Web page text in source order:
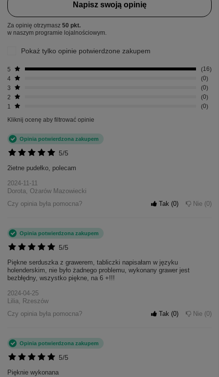
Napisz swoją opinię
Za opinię otrzymasz 50 pkt.
w naszym programie lojalnościowym.
Pokaż tylko opinie potwierdzone zakupem
5
16
4
0
3
0
2
0
1
0
Kliknij ocenę aby filtrować opinie
5/5
Opinia potwierdzona zakupem
2ietne pudełko, polecam
2024-11-11
Dorota, Ożarów Mazowiecki
Czy opinia była pomocna?
Tak 0 Nie 0
5/5
Opinia potwierdzona zakupem
Piękne serduszka z grawerem, tabliczki napisałam w języku
holenderskim, nie było żadnego problemu, wykonany grawer jest
bezbłędny, wszystko piękne, na 6 +!!!
2024-04-25
Lilia, Rzeszów
Czy opinia była pomocna?
Tak 0 Nie 0
5/5
Opinia potwierdzona zakupem
Pięknie wykonana